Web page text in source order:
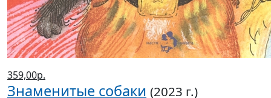
359,00р.
Знаменитые собаки (2023 г.)